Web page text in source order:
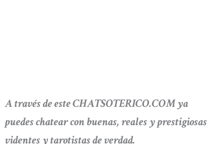
A través de este CHATSOTERICO.COM ya
puedes chatear con buenas, reales y prestigiosas
videntes y tarotistas de verdad.